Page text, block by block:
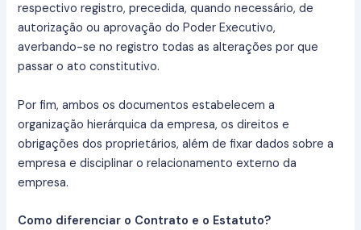
respectivo registro, precedida, quando necessário, de
autorização ou aprovação do Poder Executivo,
averbando-se no registro todas as alterações por que
passar o ato constitutivo.
Por fim, ambos os documentos estabelecem a
organização hierárquica da empresa, os direitos e
obrigações dos proprietários, além de fixar dados sobre a
empresa e disciplinar o relacionamento externo da
empresa.
Como diferenciar o Contrato e o Estatuto?